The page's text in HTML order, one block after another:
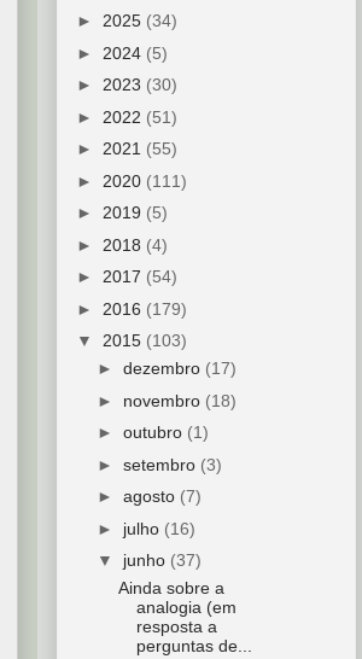
► 2025 (34)
► 2024 (5)
► 2023 (30)
► 2022 (51)
► 2021 (55)
► 2020 (111)
► 2019 (5)
► 2018 (4)
► 2017 (54)
► 2016 (179)
▼ 2015 (103)
► dezembro (17)
► novembro (18)
► outubro (1)
► setembro (3)
► agosto (7)
► julho (16)
▼ junho (37)
Ainda sobre a
analogia (em
resposta a
perguntas de...